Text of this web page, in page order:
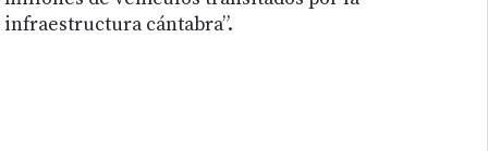
infraestructura cántabra”.